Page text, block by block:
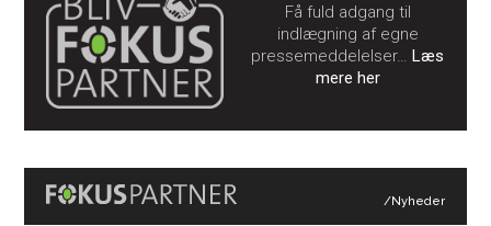
Få fuld adgang til
indlægning af egne
pressemeddelelser…Læs
mere her
/Nyheder